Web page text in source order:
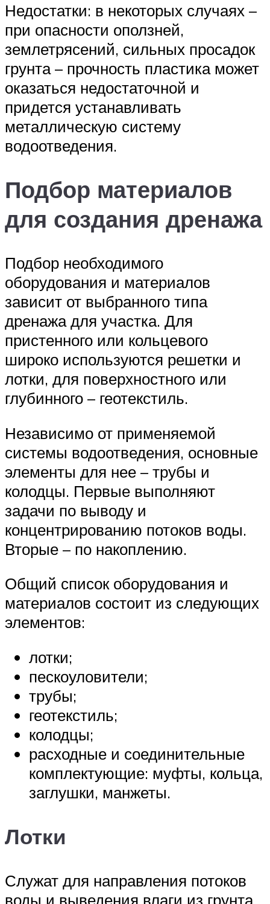
Недостатки: в некоторых случаях –
при опасности оползней,
землетрясений, сильных просадок
грунта – прочность пластика может
оказаться недостаточной и
придется устанавливать
металлическую систему
водоотведения.
Подбор материалов
для создания дренажа
Подбор необходимого
оборудования и материалов
зависит от выбранного типа
дренажа для участка. Для
пристенного или кольцевого
широко используются решетки и
лотки, для поверхностного или
глубинного – геотекстиль.
Независимо от применяемой
системы водоотведения, основные
элементы для нее – трубы и
колодцы. Первые выполняют
задачи по выводу и
концентрированию потоков воды.
Вторые – по накоплению.
Общий список оборудования и
материалов состоит из следующих
элементов:
лотки;
пескоуловители;
трубы;
геотекстиль;
колодцы;
расходные и соединительные
комплектующие: муфты, кольца,
заглушки, манжеты.
Лотки
Служат для направления потоков
воды и выведения влаги из грунта.